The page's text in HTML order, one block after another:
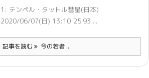
1: テンペル・タットル彗星(日本)
2020/06/07(日) 13:10:25.93 ...
記事を読む 今の若者 ...